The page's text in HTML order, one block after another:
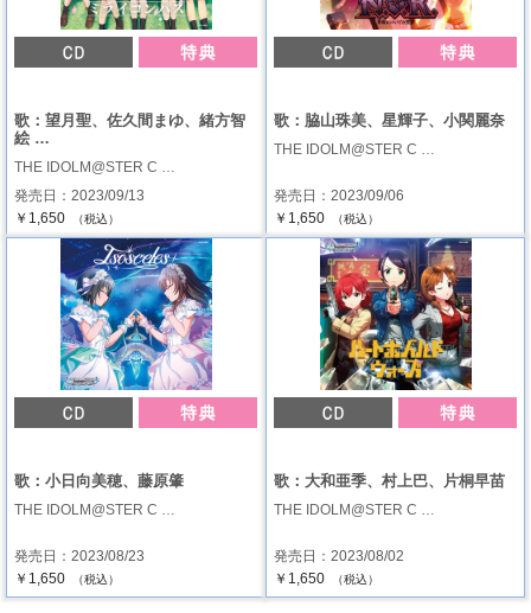
歌：望月聖、佐久間まゆ、緒方智
絵 …
THE IDOLM@STER C …
発売日：2023/09/13
￥1,650
（税込）
歌：脇山珠美、星輝子、小関麗奈
THE IDOLM@STER C …
発売日：2023/09/06
￥1,650
（税込）
歌：小日向美穂、藤原肇
THE IDOLM@STER C …
発売日：2023/08/23
￥1,650
（税込）
歌：大和亜季、村上巴、片桐早苗
THE IDOLM@STER C …
発売日：2023/08/02
￥1,650
（税込）